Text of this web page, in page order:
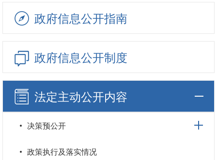
政府信息公开指南
政府信息公开制度
法定主动公开内容
决策预公开
政策执行及落实情况